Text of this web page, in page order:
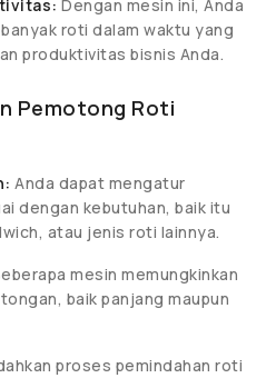
Dengan mesin ini, Anda
roti dalam waktu yang
produktivitas bisnis Anda.
Pemotong Roti
Anda dapat mengatur
dengan kebutuhan, baik itu
atau jenis roti lainnya.
mesin memungkinkan
baik panjang maupun
proses pemindahan roti